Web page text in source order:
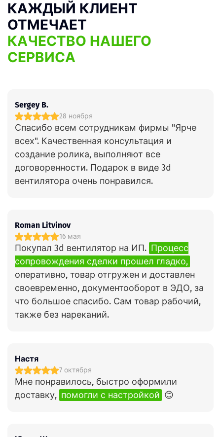
КАЖДЫЙ КЛИЕНТ
ОТМЕЧАЕТ
КАЧЕСТВО НАШЕГО
СЕРВИСА
Sergey B.
28 ноября
Спасибо всем сотрудникам фирмы "Ярче
всех". Качественная консультация и
создание ролика, выполняют все
договоренности. Подарок в виде 3d
вентилятора очень понравился.
Roman Litvinov
16 мая
Покупал 3d вентилятор на ИП. Процесс
сопровождения сделки прошел гладко,
оперативно, товар отгружен и доставлен
своевременно, документооборот в ЭДО, за
что большое спасибо. Сам товар рабочий,
также без нареканий.
Настя
7 октября
Мне понравилось, быстро оформили
доставку, помогли с настройкой 😊